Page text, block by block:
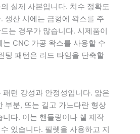
실제 사본입니다. 치수 정확도
생산 시에는 금형에 왁스를 주
는 경우가 많습니다. 시제품이
는 CNC 가공 왁스를 사용할 수
팅 패턴은 리드 타임을 단축할
패턴 강성과 안정성입니다. 얇은
부분, 또는 길고 가느다란 형상
니다. 이는 핸들링이나 쉘 제작
있습니다. 필렛을 사용하고 지